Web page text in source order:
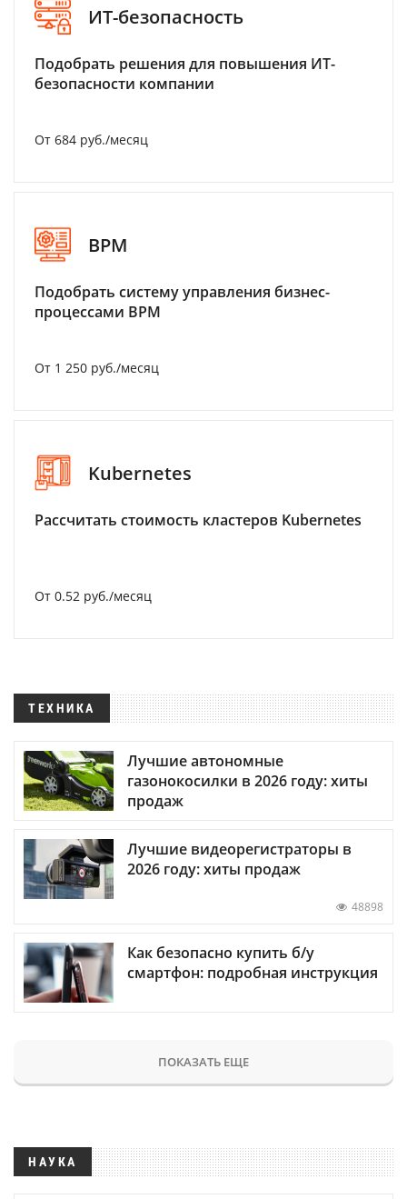
ИТ-безопасность
Подобрать решения для повышения ИТ-
безопасности компании
От 684 руб./месяц
BPM
Подобрать систему управления бизнес-
процессами BPM
От 1 250 руб./месяц
Kubernetes
Рассчитать стоимость кластеров Kubernetes
От 0.52 руб./месяц
ТЕХНИКА
Лучшие автономные
газонокосилки в 2026 году: хиты
продаж
Лучшие видеорегистраторы в
2026 году: хиты продаж
48898
Как безопасно купить б/у
смартфон: подробная инструкция
ПОКАЗАТЬ ЕЩЕ
НАУКА